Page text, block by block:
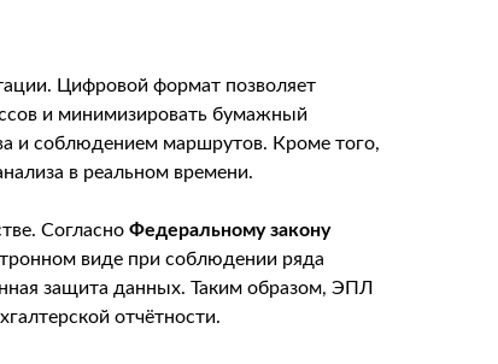
Цифровой формат позволяет
и минимизировать бумажный
и соблюдением маршрутов. Кроме того,
в реальном времени.
Согласно Федеральному закону
виде при соблюдении ряда
защита данных. Таким образом, ЭПЛ
отчётности.